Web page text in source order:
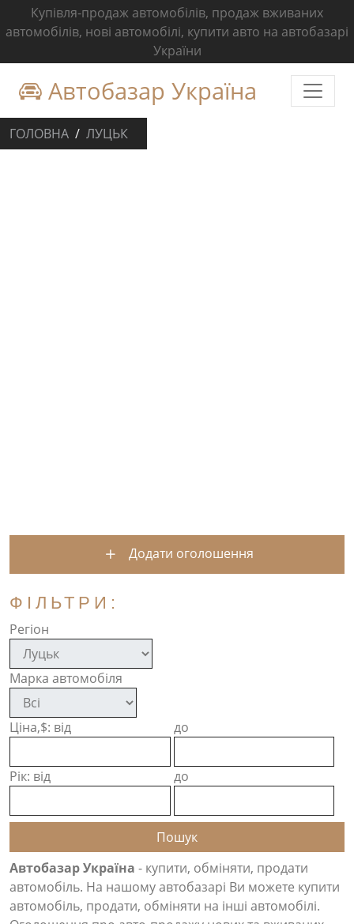
Купівля-продаж автомобілів, продаж вживаних
автомобілів, нові автомобілі, купити авто на автобазарі
України
Автобазар Україна
ГОЛОВНА ЛУЦЬК
Додати оголошення
ФІЛЬТРИ:
Регіон
Марка автомобіля
Ціна,$: від до
Рік: від до
Автобазар Україна - купити, обміняти, продати
автомобіль. На нашому автобазарі Ви можете купити
автомобіль, продати, обміняти на інші автомобілі.